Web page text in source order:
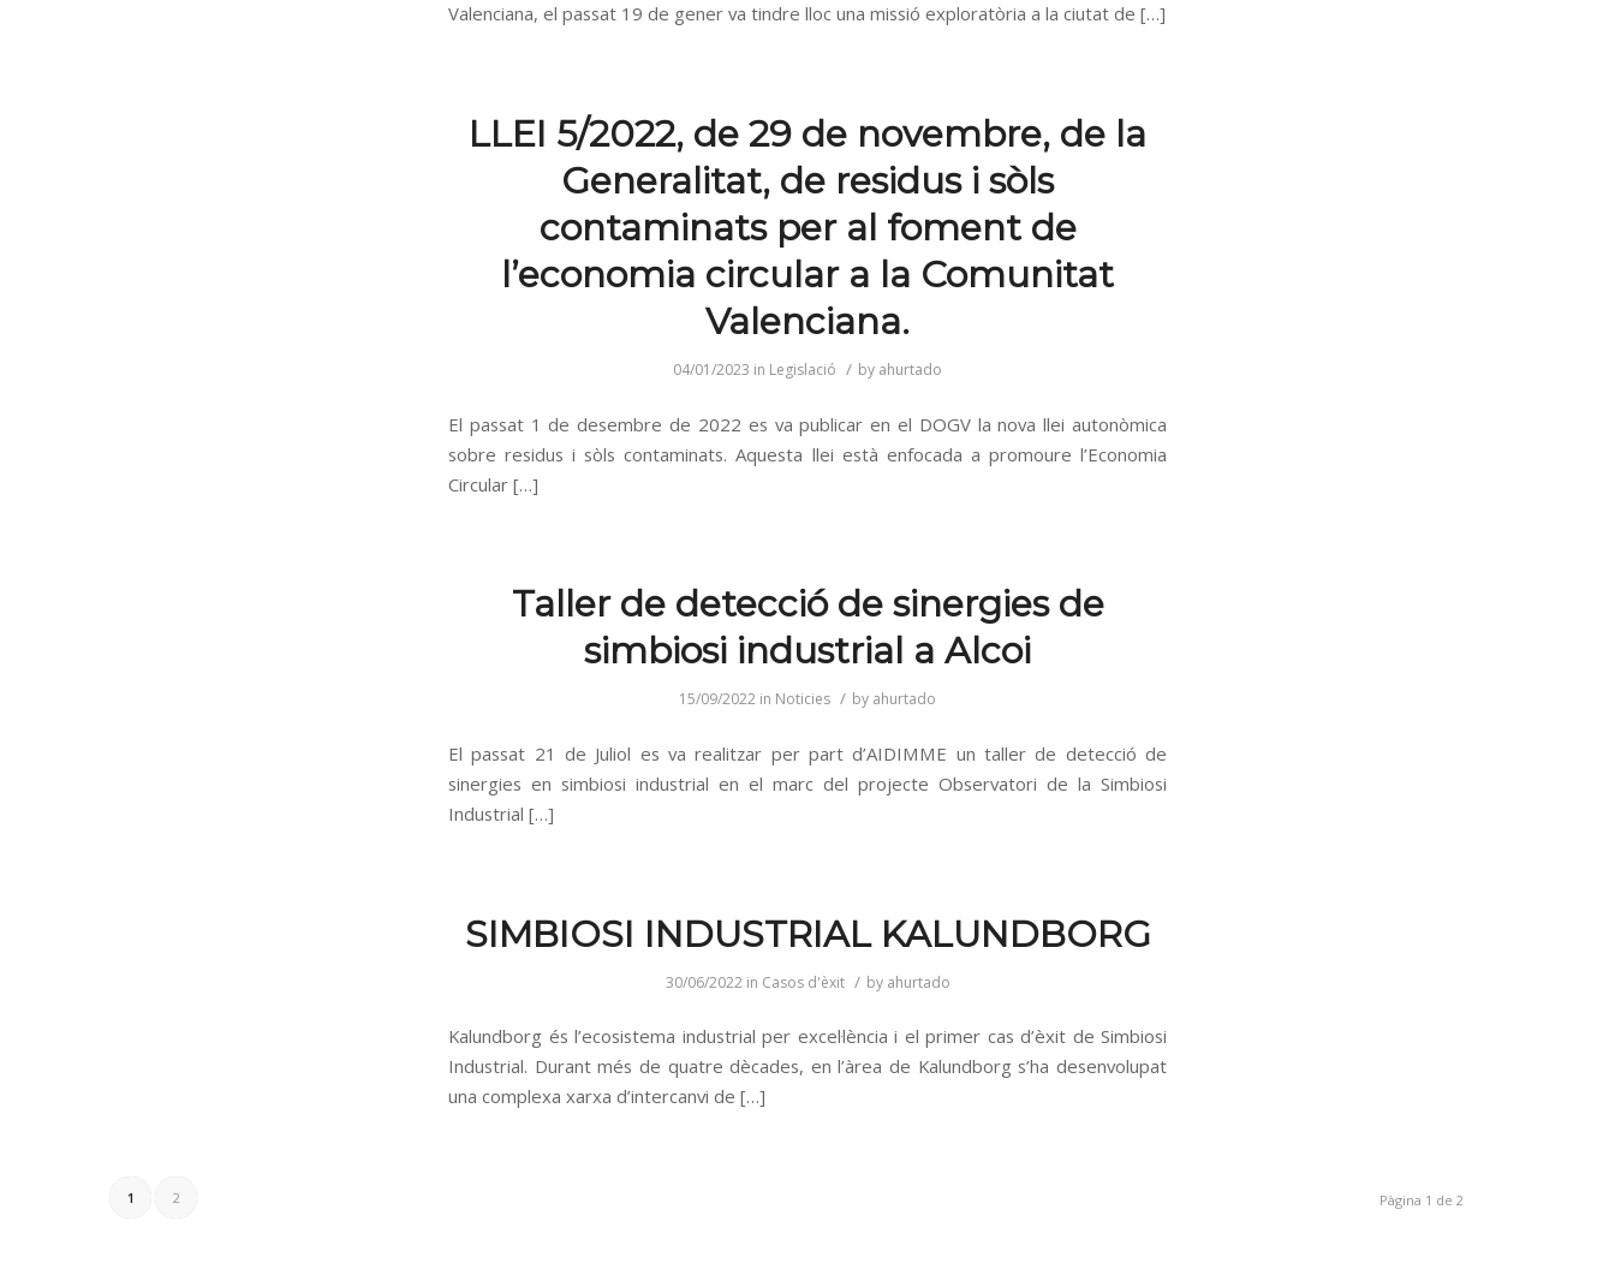
Valenciana, el passat 19 de gener va tindre lloc una missió exploratòria a la ciutat de […]
LLEI 5/2022, de 29 de novembre, de la
Generalitat, de residus i sòls
contaminats per al foment de
l’economia circular a la Comunitat
Valenciana.
04/01/2023 in Legislació / by ahurtado
El passat 1 de desembre de 2022 es va publicar en el DOGV la nova llei autonòmica
sobre residus i sòls contaminats. Aquesta llei està enfocada a promoure l’Economia
Circular […]
Taller de detecció de sinergies de
simbiosi industrial a Alcoi
15/09/2022 in Noticies / by ahurtado
El passat 21 de Juliol es va realitzar per part d’AIDIMME un taller de detecció de
sinergies en simbiosi industrial en el marc del projecte Observatori de la Simbiosi
Industrial […]
SIMBIOSI INDUSTRIAL KALUNDBORG
30/06/2022 in Casos d'èxit / by ahurtado
Kalundborg és l’ecosistema industrial per excel·lència i el primer cas d’èxit de Simbiosi
Industrial. Durant més de quatre dècades, en l’àrea de Kalundborg s’ha desenvolupat
una complexa xarxa d’intercanvi de […]
Pàgina 1 de 2
1 2